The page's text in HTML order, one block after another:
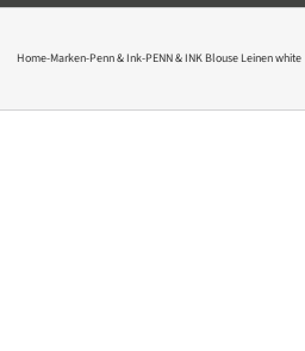
Home-Marken-Penn & Ink-PENN & INK Blouse Leinen white